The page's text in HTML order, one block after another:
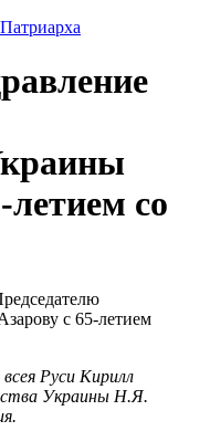
со
Руси Кирилл
Украины Н.Я.